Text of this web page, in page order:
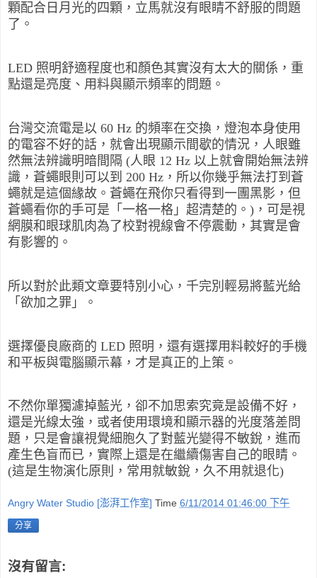
顆配合日月光的四顆，立馬就沒有眼睛不舒服的問題
了。
LED 照明舒適程度也和顏色其實沒有太大的關係，重
點還是亮度、用料與顯示頻率的問題。
台灣交流電是以 60 Hz 的頻率在交換，燈泡本身使用
的電容不好的話，就會出現顯示間歇的情況，人眼雖
然無法辨識明暗間隔 (人眼 12 Hz 以上就會開始無法辨
識，蒼蠅眼則可以到 200 Hz，所以你幾乎無法打到蒼
蠅就是這個緣故。蒼蠅在飛你只看得到一團黑影，但
蒼蠅看你的手可是「一格一格」超清楚的。)，可是視
網膜和眼球肌肉為了校對視線會不停震動，其實是會
有影響的。
所以對於此類文章要特別小心，千完別輕易將藍光給
「欲加之罪」。
選擇優良廠商的 LED 照明，還有選擇用料較好的手機
和平板與電腦顯示幕，才是真正的上策。
不然你單獨濾掉藍光，卻不加思索究竟是設備不好，
還是光線太強，或者使用環境和顯示器的光度落差問
題，只是會讓視覺細胞久了對藍光變得不敏銳，進而
產生色盲而已，實際上還是在繼續傷害自己的眼睛。
(這是生物演化原則，常用就敏銳，久不用就退化)
Angry Water Studio [澎湃工作室] Time 6/11/2014 01:46:00 下午
分享
沒有留言: